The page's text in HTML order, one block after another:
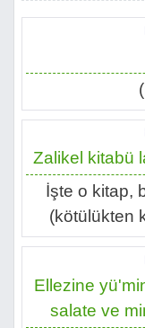
Zalikel kitabü
İşte o kitap,
(kötülükten
Ellezine
salate ve